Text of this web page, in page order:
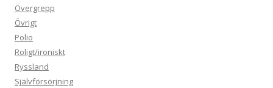
Övergrepp
Övrigt
Polio
Roligt/ironiskt
Ryssland
Självförsörjning